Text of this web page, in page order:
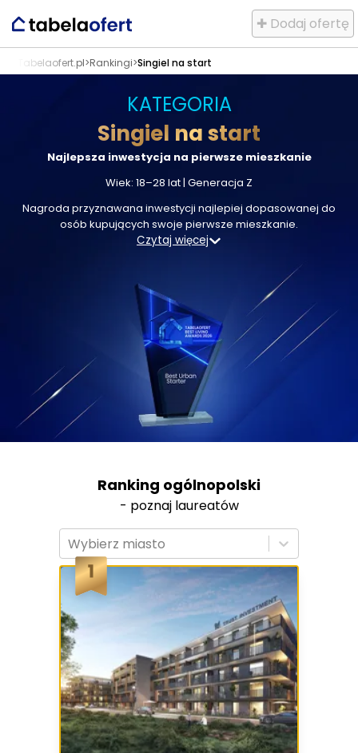
✚ Dodaj ofertę
Tabelaofert.pl>Rankingi>Singiel na start
KATEGORIA
Singiel na start
Najlepsza inwestycja na pierwsze mieszkanie
Wiek: 18–28 lat | Generacja Z
Nagroda przyznawana inwestycji najlepiej dopasowanej do
osób kupujących swoje pierwsze mieszkanie.
Czytaj więcej
Ranking ogólnopolski
- poznaj laureatów
Wybierz miasto